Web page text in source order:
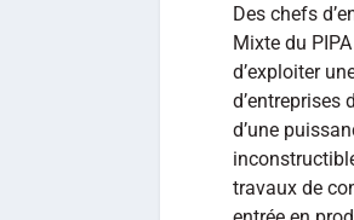
Des chefs
Mixte du
d’exploiter
d’entreprises
d’une
travaux de